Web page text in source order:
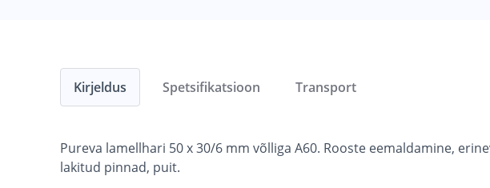
Kirjeldus
Pureva lamellhari 50 x 30/6 mm võlliga A60. Rooste eemaldamine,
lakitud pinnad, puit.
Spetsifikatsioon Transport